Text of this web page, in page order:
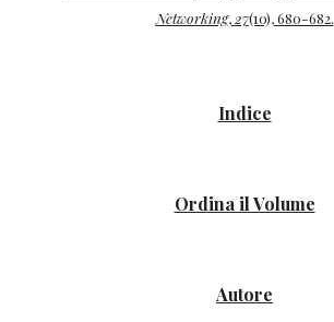
Networking, 27(10), 680-682.
Indice
Ordina il Volume
Autore